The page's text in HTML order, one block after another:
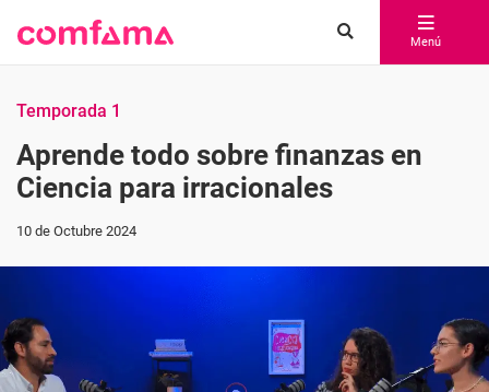
Menú
Temporada 1
Aprende todo sobre finanzas en
Ciencia para irracionales
10 de Octubre 2024